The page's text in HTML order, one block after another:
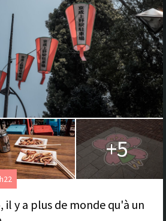
+5
il y a plus de monde qu'à un